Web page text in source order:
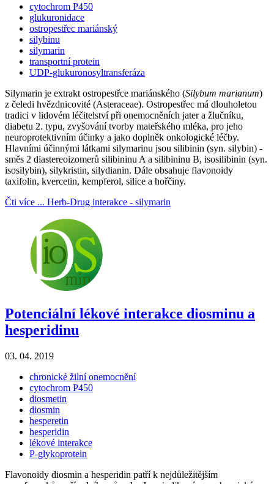
cytochrom P450
glukuronidace
ostropestřec mariánský
silybinu
silymarin
transportní protein
UDP-glukuronosyltransferáza
Silymarin je extrakt ostropestřce mariánského (Silybum marianum)
z čeledi hvězdnicovité (Asteraceae). Ostropestřec má dlouholetou
tradici v lidovém léčitelství při onemocněních jater a žlučníku,
diabetu 2. typu, zvyšování tvorby mateřského mléka, pro jeho
neuroprotektivním účinky a jako doplněk onkologické léčby.
Hlavními účinnými látkami silymarinu jsou silibinin (syn. silybin) -
směs 2 diastereoizomerů silibininu A a silibininu B, isosilibinin (syn.
isosilybin), silykristin, silydianin. Dále obsahuje flavonoidy
taxifolin, kvercetin, kempferol, silice a hořčiny.
Čti více ... Herb-Drug interakce - silymarin
Potenciální lékové interakce diosminu a
hesperidinu
03. 04. 2019
chronické žilní onemocnění
cytochrom P450
diosmetin
diosmin
hesperetin
hesperidin
lékové interakce
P-glykoprotein
Flavonoidy diosmin a hesperidin patří k nejdůležitějším